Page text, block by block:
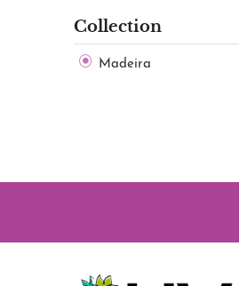
Collection
Madeira